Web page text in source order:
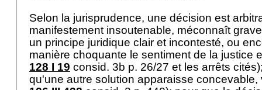
Selon la jurisprudence, une décision est
manifestement insoutenable, méconnaît
un principe juridique clair et incontesté, ou
manière choquante le sentiment de la justice
128 I 19 consid. 3b p. 26/27 et les arrêts
qu'une autre solution apparaisse concevable,